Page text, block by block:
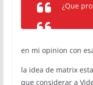
¿Que
en mi opinion con
la idea de matrix
que considerar a